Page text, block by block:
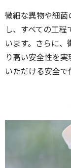
微細な異物や細
し、すべての工
います。さらに
り高い安全性を
いただける安全で